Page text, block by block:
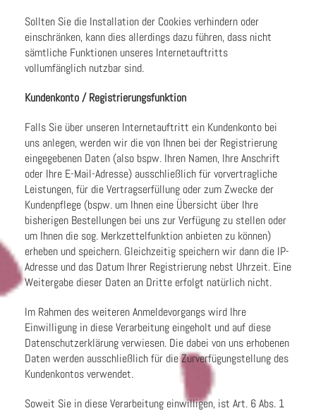
Sollten Sie die Installation der Cookies verhindern oder
einschränken, kann dies allerdings dazu führen, dass nicht
sämtliche Funktionen unseres Internetauftritts
vollumfänglich nutzbar sind.
Kundenkonto / Registrierungsfunktion
Falls Sie über unseren Internetauftritt ein Kundenkonto bei
uns anlegen, werden wir die von Ihnen bei der Registrierung
eingegebenen Daten (also bspw. Ihren Namen, Ihre Anschrift
oder Ihre E-Mail-Adresse) ausschließlich für vorvertragliche
Leistungen, für die Vertragserfüllung oder zum Zwecke der
Kundenpflege (bspw. um Ihnen eine Übersicht über Ihre
bisherigen Bestellungen bei uns zur Verfügung zu stellen oder
um Ihnen die sog. Merkzettelfunktion anbieten zu können)
erheben und speichern. Gleichzeitig speichern wir dann die IP-
Adresse und das Datum Ihrer Registrierung nebst Uhrzeit. Eine
Weitergabe dieser Daten an Dritte erfolgt natürlich nicht.
Im Rahmen des weiteren Anmeldevorgangs wird Ihre
Einwilligung in diese Verarbeitung eingeholt und auf diese
Datenschutzerklärung verwiesen. Die dabei von uns erhobenen
Daten werden ausschließlich für die Zurverfügungstellung des
Kundenkontos verwendet.
Soweit Sie in diese Verarbeitung einwilligen, ist Art. 6 Abs. 1